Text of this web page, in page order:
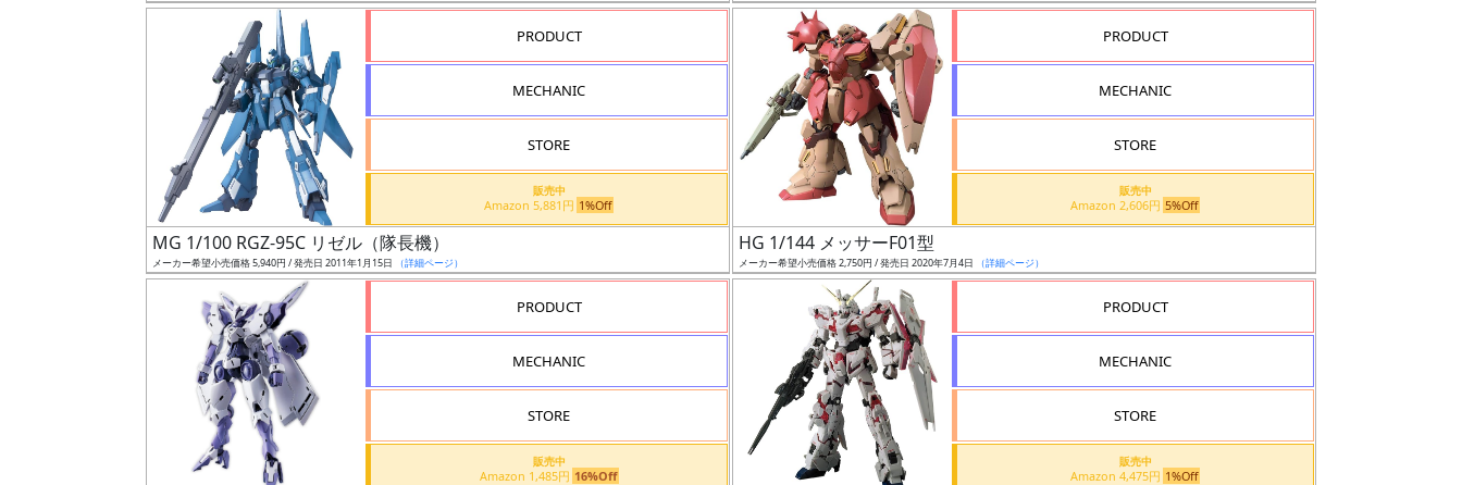
PRODUCT
MECHANIC
STORE
販売中
Amazon 5,881円 1%Off
MG 1/100 RGZ-95C リゼル（隊長機）
メーカー希望小売価格 5,940円 / 発売日 2011年1月15日 （詳細ページ）
PRODUCT
MECHANIC
STORE
販売中
Amazon 2,606円 5%Off
HG 1/144 メッサーF01型
メーカー希望小売価格 2,750円 / 発売日 2020年7月4日 （詳細ページ）
PRODUCT
MECHANIC
STORE
販売中
Amazon 1,485円 16%Off
PRODUCT
MECHANIC
STORE
販売中
Amazon 4,475円 1%Off